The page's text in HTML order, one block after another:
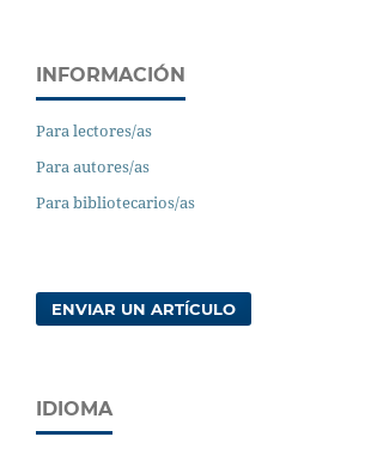
INFORMACIÓN
Para lectores/as
Para autores/as
Para bibliotecarios/as
ENVIAR UN ARTÍCULO
IDIOMA